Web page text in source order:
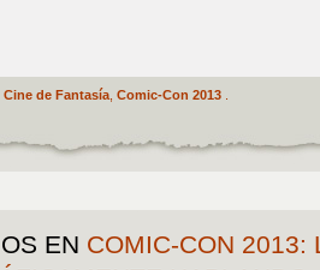
Cine de Fantasía, Comic-Con 2013.
EN COMIC-CON 2013: